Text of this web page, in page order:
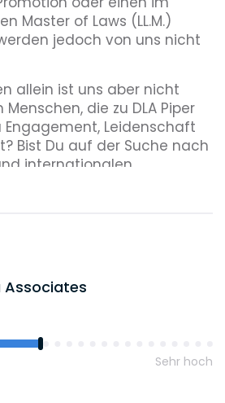
Master of Laws (LL.M.)
jedoch von uns nicht
allein ist uns aber nicht
die zu DLA Piper
Engagement, Leidenschaft
Bist Du auf der Suche nach
internationalen
Associates
Sehr hoch